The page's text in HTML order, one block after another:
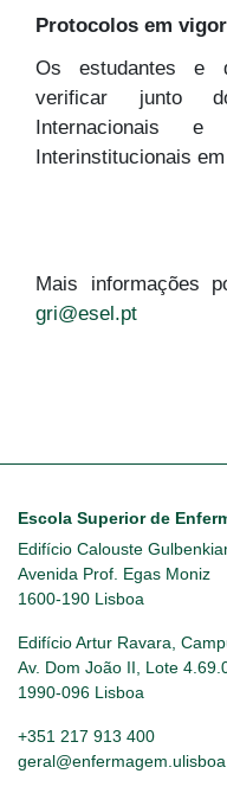
Protocolos em vigor
Os estudantes e
verificar junto
Internacionais e
Interinstitucionais
Mais informações
gri@esel.pt
Escola Superior de
Edifício Calouste
Avenida Prof. Egas Moniz
1600-190 Lisboa
Edifício Artur Ravara,
Av. Dom João II, Lote
1990-096 Lisboa
+351 217 913 400